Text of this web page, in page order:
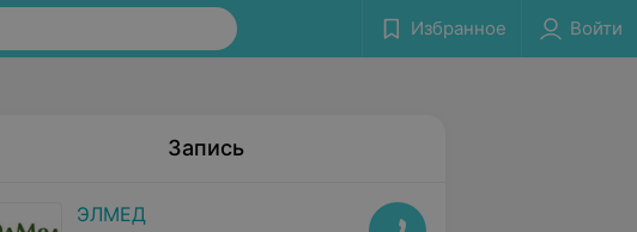
Избранное Войти
Запись
ЭЛМЕД